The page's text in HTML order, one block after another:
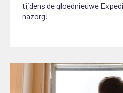
tijdens de gloednieuwe
nazorg!